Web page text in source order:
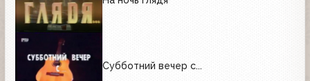
Субботний вечер с...